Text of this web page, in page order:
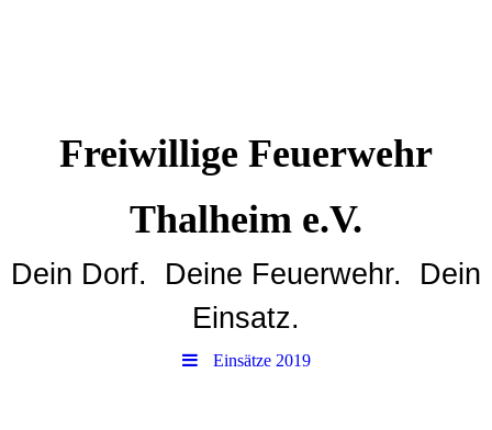
Freiwillige Feuerwehr
Thalheim e.V.
Dein Dorf. Deine Feuerwehr. Dein
Einsatz.
Einsätze 2019